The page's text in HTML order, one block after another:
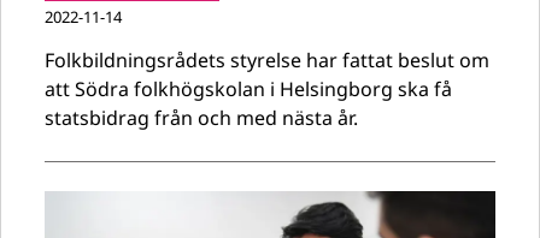
2022-11-14
Folkbildningsrådets styrelse har fattat beslut om
att Södra folkhögskolan i Helsingborg ska få
statsbidrag från och med nästa år.